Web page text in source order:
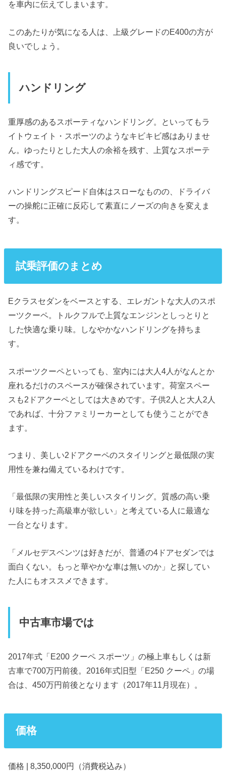
を車内に伝えてしまいます。
このあたりが気になる人は、上級グレードのE400の方が
良いでしょう。
ハンドリング
重厚感のあるスポーティなハンドリング。といってもラ
イトウェイト・スポーツのようなキビキビ感はありませ
ん。ゆったりとした大人の余裕を残す、上質なスポーテ
ィ感です。
ハンドリングスピード自体はスローなものの、ドライバ
ーの操舵に正確に反応して素直にノーズの向きを変えま
す。
試乗評価のまとめ
Eクラスセダンをベースとする、エレガントな大人のスポ
ーツクーペ。トルクフルで上質なエンジンとしっとりと
した快適な乗り味。しなやかなハンドリングを持ちま
す。
スポーツクーペといっても、室内には大人4人がなんとか
座れるだけのスペースが確保されています。荷室スペー
スも2ドアクーペとしては大きめです。子供2人と大人2人
であれば、十分ファミリーカーとしても使うことができ
ます。
つまり、美しい2ドアクーペのスタイリングと最低限の実
用性を兼ね備えているわけです。
「最低限の実用性と美しいスタイリング。質感の高い乗
り味を持った高級車が欲しい」と考えている人に最適な
一台となります。
「メルセデスベンツは好きだが、普通の4ドアセダンでは
面白くない。もっと華やかな車は無いのか」と探してい
た人にもオススメできます。
中古車市場では
2017年式「E200 クーペ スポーツ」の極上車もしくは新
古車で700万円前後。2016年式旧型「E250 クーペ」の場
合は、450万円前後となります（2017年11月現在）。
価格
価格 | 8,350,000円（消費税込み）